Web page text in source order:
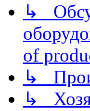
↳
of
↳
↳